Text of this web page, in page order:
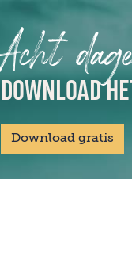
Acht
DOWNLOAD
Download gratis